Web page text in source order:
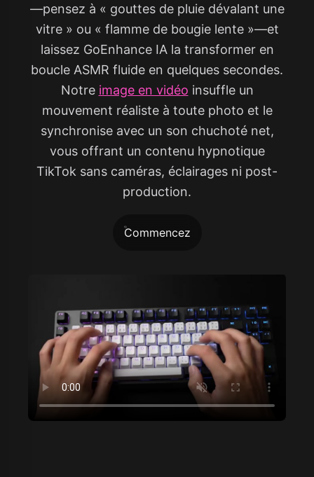
—pensez à « gouttes de pluie dévalant une
vitre » ou « flamme de bougie lente »—et
laissez GoEnhance IA la transformer en
boucle ASMR fluide en quelques secondes.
Notre image en vidéo insuffle un
mouvement réaliste à toute photo et le
synchronise avec un son chuchoté net,
vous offrant un contenu hypnotique
TikTok sans caméras, éclairages ni post-
production.
Commencez